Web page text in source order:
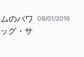
のパワ
グ・サ
08/01/2016